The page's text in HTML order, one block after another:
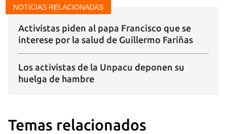
NOTICIAS RELACIONADAS
Activistas piden al papa Francisco que se
interese por la salud de Guillermo Fariñas
Los activistas de la Unpacu deponen su
huelga de hambre
Temas relacionados